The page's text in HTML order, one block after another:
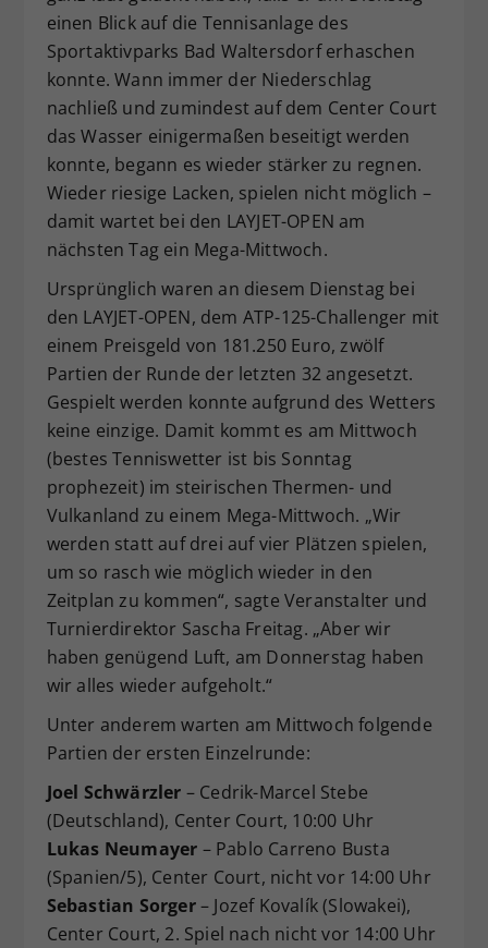
einen Blick auf die Tennisanlage des
Sportaktivparks Bad Waltersdorf erhaschen
konnte. Wann immer der Niederschlag
nachließ und zumindest auf dem Center Court
das Wasser einigermaßen beseitigt werden
konnte, begann es wieder stärker zu regnen.
Wieder riesige Lacken, spielen nicht möglich –
damit wartet bei den LAYJET-OPEN am
nächsten Tag ein Mega-Mittwoch.
Ursprünglich waren an diesem Dienstag bei
den LAYJET-OPEN, dem ATP-125-Challenger mit
einem Preisgeld von 181.250 Euro, zwölf
Partien der Runde der letzten 32 angesetzt.
Gespielt werden konnte aufgrund des Wetters
keine einzige. Damit kommt es am Mittwoch
(bestes Tenniswetter ist bis Sonntag
prophezeit) im steirischen Thermen- und
Vulkanland zu einem Mega-Mittwoch. „Wir
werden statt auf drei auf vier Plätzen spielen,
um so rasch wie möglich wieder in den
Zeitplan zu kommen“, sagte Veranstalter und
Turnierdirektor Sascha Freitag. „Aber wir
haben genügend Luft, am Donnerstag haben
wir alles wieder aufgeholt.“
Unter anderem warten am Mittwoch folgende
Partien der ersten Einzelrunde:
Joel Schwärzler – Cedrik-Marcel Stebe
(Deutschland), Center Court, 10:00 Uhr
Lukas Neumayer – Pablo Carreno Busta
(Spanien/5), Center Court, nicht vor 14:00 Uhr
Sebastian Sorger– Jozef Kovalík (Slowakei),
Center Court, 2. Spiel nach nicht vor 14:00 Uhr
Zweck
Dieser Wert speichert Ihre Consent-
Einstellungen. Unter anderem eine
zufällig generierte ID, für die
historische Speicherung Ihrer
Webseiten-Betreiber dies eingestellt
hat.